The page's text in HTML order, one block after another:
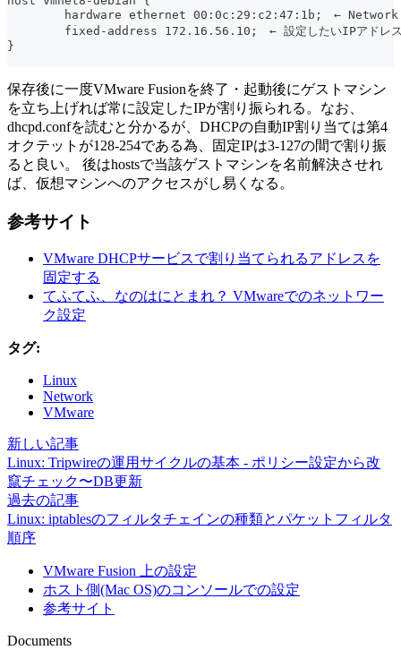
hardware ethernet 00:0c:29:c2:47:1b;　← Network
fixed-address 172.16.56.10;　← 設定したいIPアドレ
}
保存後に一度VMware Fusionを終了・起動後にゲストマシン
を立ち上げれば常に設定したIPが割り振られる。なお、
dhcpd.confを読むと分かるが、DHCPの自動IP割り当ては第4
オクテットが128-254である為、固定IPは3-127の間で割り振
ると良い。 後はhostsで当該ゲストマシンを名前解決させれ
ば、仮想マシンへのアクセスがし易くなる。
参考サイト
VMware DHCPサービスで割り当てられるアドレスを
固定する
てふてふ、なのはにとまれ？ VMwareでのネットワー
ク設定
タグ:
Linux
Network
VMware
新しい記事
Linux: Tripwireの運用サイクルの基本 - ポリシー設定から改
竄チェック〜DB更新
過去の記事
Linux: iptablesのフィルタチェインの種類とパケットフィルタ
順序
VMware Fusion 上の設定
ホスト側(Mac OS)のコンソールでの設定
参考サイト
Documents